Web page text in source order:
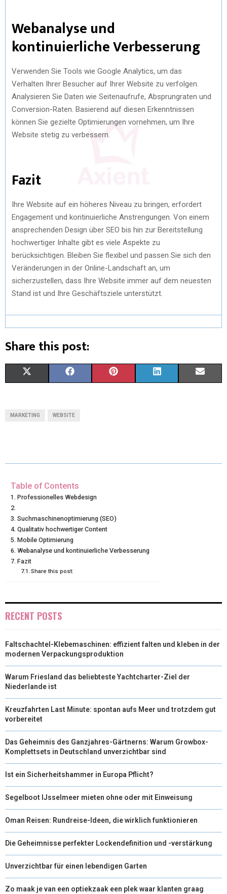
Webanalyse und
kontinuierliche Verbesserung
Verwenden Sie Tools wie Google Analytics, um das
Verhalten Ihrer Besucher auf Ihrer Website zu verfolgen.
Analysieren Sie Daten wie Seitenaufrufe, Absprungraten und
Conversion-Raten. Basierend auf diesen Erkenntnissen
können Sie gezielte Optimierungen vornehmen, um Ihre
Website stetig zu verbessern.
Fazit
Ihre Website auf ein höheres Niveau zu bringen, erfordert
Engagement und kontinuierliche Anstrengungen. Von einem
ansprechenden Design über SEO bis hin zur Bereitstellung
hochwertiger Inhalte gibt es viele Aspekte zu
berücksichtigen. Bleiben Sie flexibel und passen Sie sich den
Veränderungen in der Online-Landschaft an, um
sicherzustellen, dass Ihre Website immer auf dem neuesten
Stand ist und Ihre Geschäftsziele unterstützt.
Share this post:
T
T
E
R
)
O
K
R D
MARKETING WEBSITE
Table of Contents
Professionelles Webdesign
Suchmaschinenoptimierung (SEO)
Qualitativ hochwertiger Content
Mobile Optimierung
Webanalyse und kontinuierliche Verbesserung
Fazit
Share this post:
RECENT POSTS
Faltschachtel-Klebemaschinen: effizient falten und kleben in der
modernen Verpackungsproduktion
Warum Friesland das beliebteste Yachtcharter-Ziel der
Niederlande ist
Kreuzfahrten Last Minute: spontan aufs Meer und trotzdem gut
vorbereitet
Das Geheimnis des Ganzjahres-Gärtnerns: Warum Growbox-
Komplettsets in Deutschland unverzichtbar sind
Ist ein Sicherheitshammer in Europa Pflicht?
Segelboot IJsselmeer mieten ohne oder mit Einweisung
Oman Reisen: Rundreise-Ideen, die wirklich funktionieren
Die Geheimnisse perfekter Lockendefinition und -verstärkung
Unverzichtbar für einen lebendigen Garten
Zo maak je van een optiekzaak een plek waar klanten graag